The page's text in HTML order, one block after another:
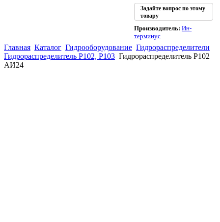
Задайте вопрос по этому
товару
Производитель:Ин-
терминус
Главная Каталог Гидрооборудование Гидрораспределители
Гидрораспределитель Р102, Р103 Гидрораспределитель Р102
АИ24